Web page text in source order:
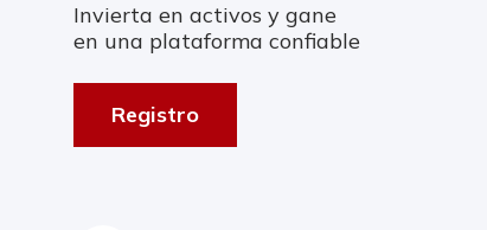
Invierta en activos y gane
en una plataforma confiable
Registro